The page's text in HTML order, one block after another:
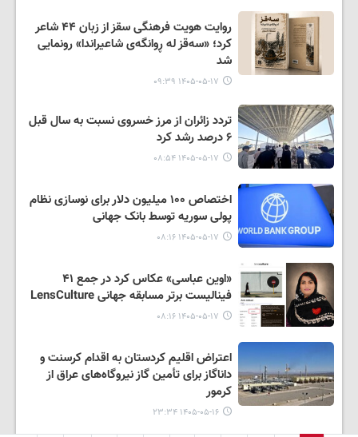
روایت هویت فرهنگی سقز از زبان ۴۴ شاعر
کرد؛ «سەقز له ڕوانگەی شاعیراندا» رونمایی
شد
۱۴۰۵-۰۵-۱۷ ۰۹:۳۹
تردد زائران از مرز خسروی نسبت به سال قبل
۶ درصد رشد کرد
۱۴۰۵-۰۵-۱۷ ۰۸:۵۴
اختصاص ۱۰۰ میلیون دلار برای نوسازی نظام
پولی سوریه توسط بانک جهانی
۱۴۰۵-۰۵-۱۷ ۰۸:۱۶
«اوین عباسی» عکاس کرد در جمع ۴۱
فینالیست برتر مسابقه جهانی LensCulture
۱۴۰۵-۰۵-۱۷ ۰۸:۱۶
اعتراض اقلیم کردستان به اقدام کرسنت و
داناگاز برای تأمین گاز نیروگاه‌های عراق از
کرمور
۱۴۰۵-۰۵-۱۶ ۲۳:۳۴